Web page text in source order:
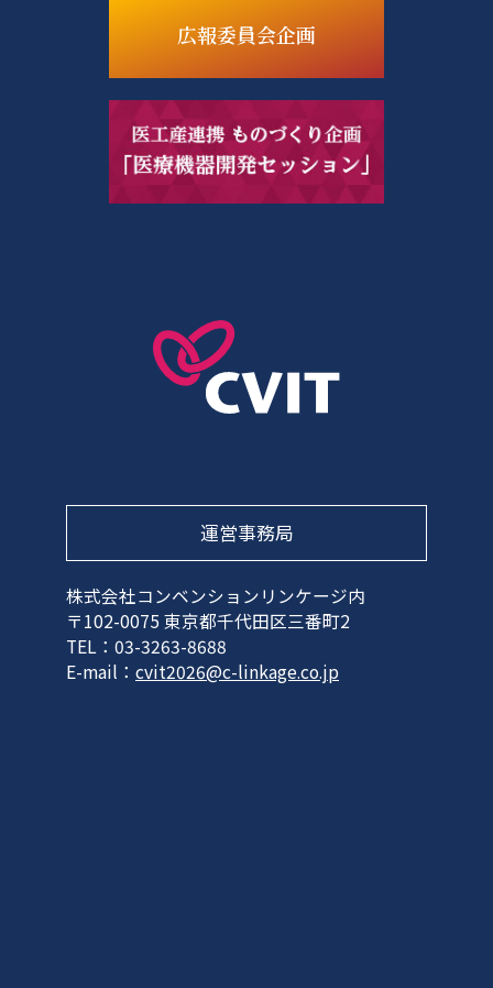
広報委員会企画
運営事務局
株式会社コンベンションリンケージ内
〒102-0075 東京都千代田区三番町2
TEL：03-3263-8688
E-mail： cvit2026@c-linkage.co.jp